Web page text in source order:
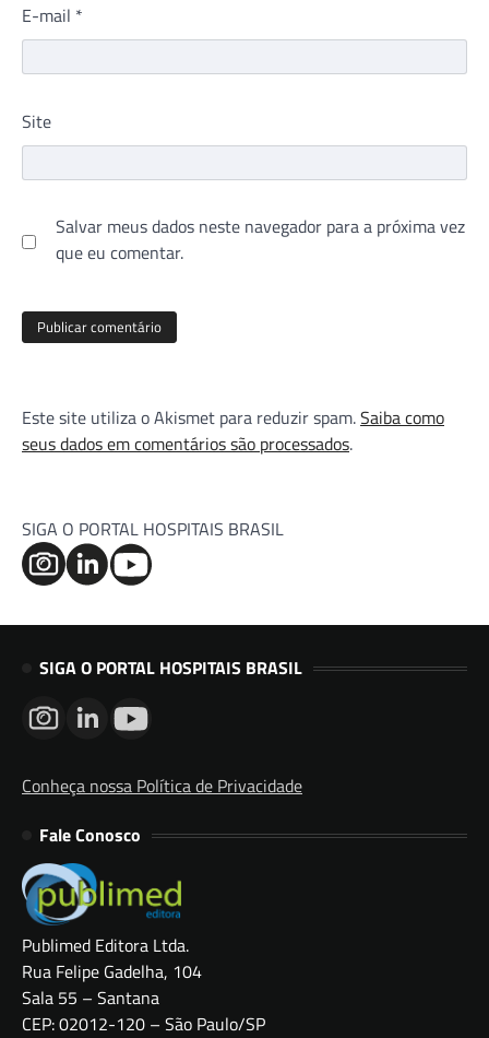
E-mail *
Site
Salvar meus dados neste navegador para a próxima vez
que eu comentar.
Este site utiliza o Akismet para reduzir spam.Saiba como
seus dados em comentários são processados.
SIGA O PORTAL HOSPITAIS BRASIL
SIGA O PORTAL HOSPITAIS BRASIL
Conheça nossa Política de Privacidade
Fale Conosco
Publimed Editora Ltda.
Rua Felipe Gadelha, 104
Sala 55 – Santana
CEP: 02012-120 – São Paulo/SP